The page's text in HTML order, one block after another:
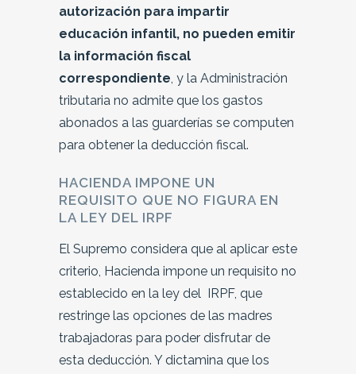
autorización para impartir
educación infantil, no pueden emitir
la información fiscal
correspondiente, y la Administración
tributaria no admite que los gastos
abonados a las guarderías se computen
para obtener la deducción fiscal.
HACIENDA IMPONE UN
REQUISITO QUE NO FIGURA EN
LA LEY DEL IRPF
El Supremo considera que al aplicar este
criterio, Hacienda impone un requisito no
establecido en la ley del IRPF, que
restringe las opciones de las madres
trabajadoras para poder disfrutar de
esta deducción. Y dictamina que los